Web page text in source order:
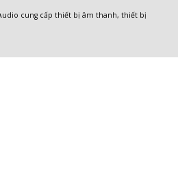
cung cấp thiết bị âm thanh, thiết bị